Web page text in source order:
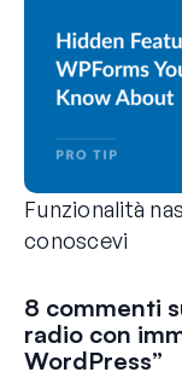
Funzionalità
conoscevi
8 commenti
radio con
WordPress”